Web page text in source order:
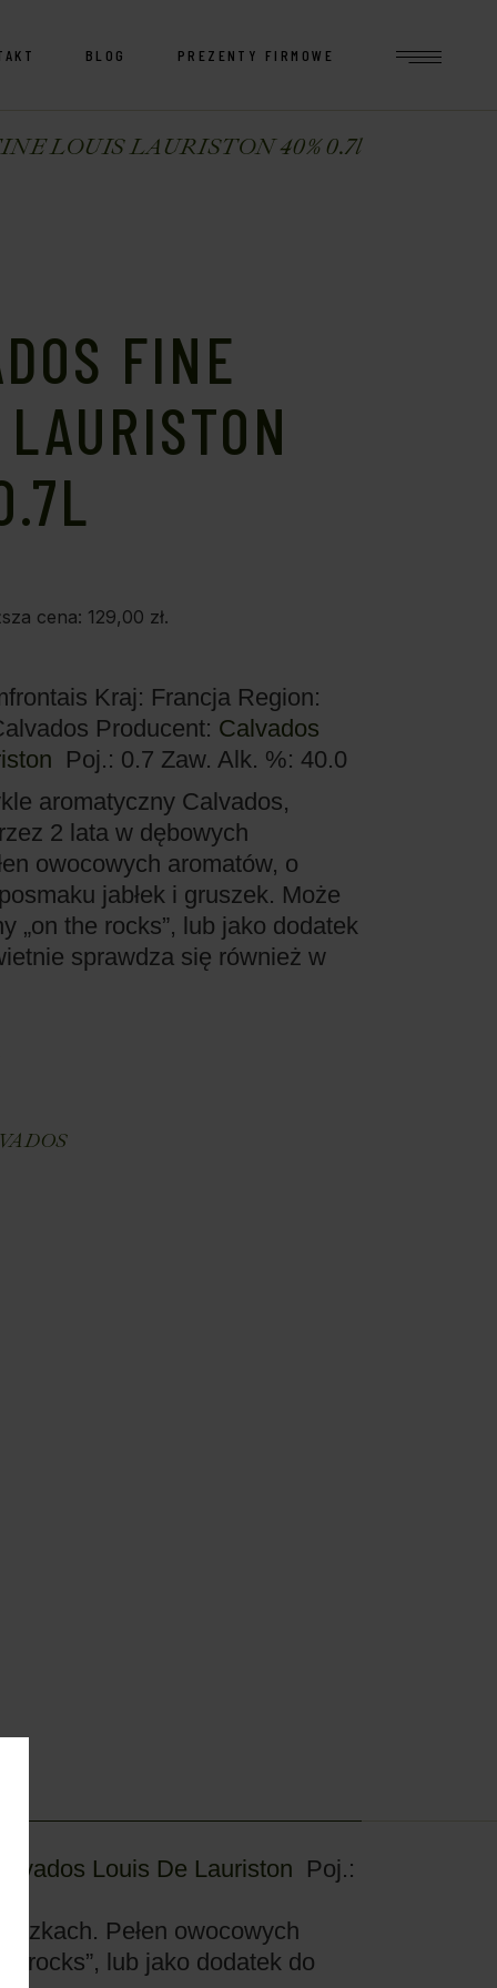
BLOG PREZENTY FIRMOWE
LOUIS LAURISTON 40% 0.7l
FINE
cena: 129,00 zł.
Kraj: Francja Region:
Producent: Calvados
Poj.: 0.7 Zaw. Alk. %: 40.0
aromatyczny Calvados,
2 lata w dębowych
owocowych aromatów, o
jabłek i gruszek. Może
„on the rocks”, lub jako dodatek
sprawdza się również w
Louis De Lauriston
Poj.:
Pełen owocowych
rocks”, lub jako dodatek do